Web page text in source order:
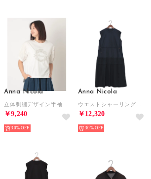
Anna Nicola
￥9,240
30%
Anna Nicola
￥12,320
30%